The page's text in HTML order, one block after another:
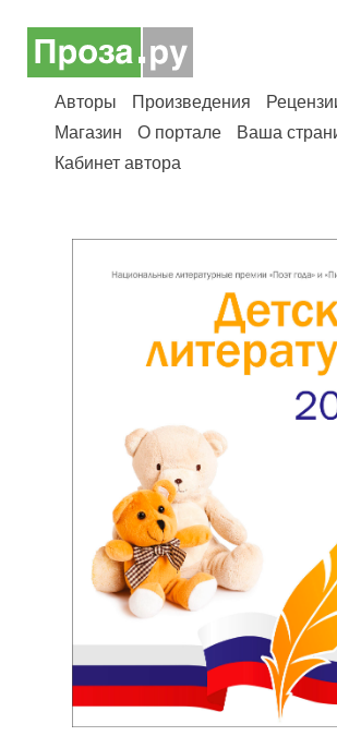
Авторы Произведения
Магазин
О портале
Ваша
Кабинет автора